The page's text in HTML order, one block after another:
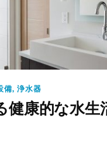
備, 浄水器
健康的な水生